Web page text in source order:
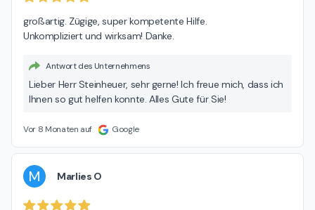
großartig. Zügige, super kompetente Hilfe.
Unkompliziert und wirksam! Danke.
Antwort des Unternehmens
Lieber Herr Steinheuer, sehr gerne! Ich freue mich, dass ich
Ihnen so gut helfen konnte. Alles Gute für Sie!
Vor 8 Monaten auf Google
M Marlies O